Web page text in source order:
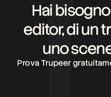
Hai
editor, di un
uno
Prova Trupeer